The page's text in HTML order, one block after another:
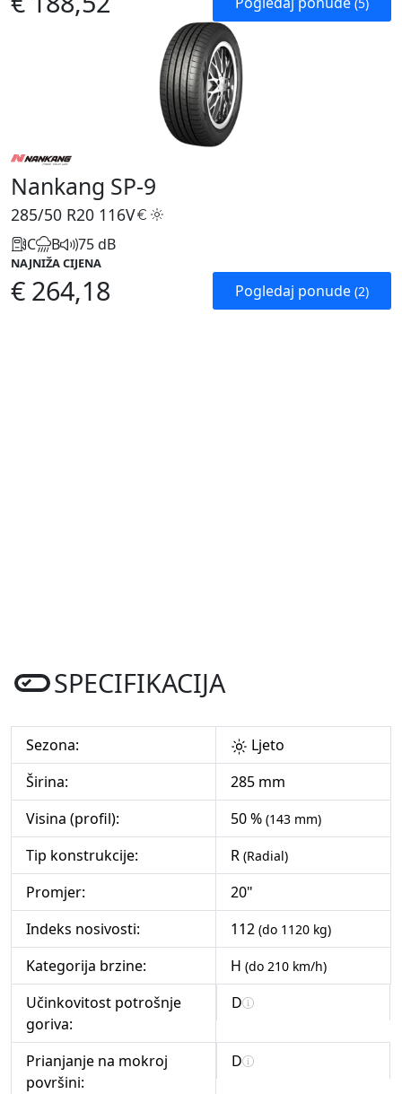
Nankang SP-9
285/50 R20 116V
C B 75 dB
NAJNIŽA CIJENA
€ 264,18 Pogledaj ponude (2)
SPECIFIKACIJA
Sezona:
Ljeto
Širina:
285 mm
Visina (profil):
50 % (143 mm)
Tip konstrukcije: R (Radial)
Promjer:
20"
Indeks nosivosti:
112 (do 1120 kg)
Kategorija brzine: H (do 210 km/h)
Učinkovitost potrošnje
goriva:
D
Prianjanje na mokroj
površini:
D